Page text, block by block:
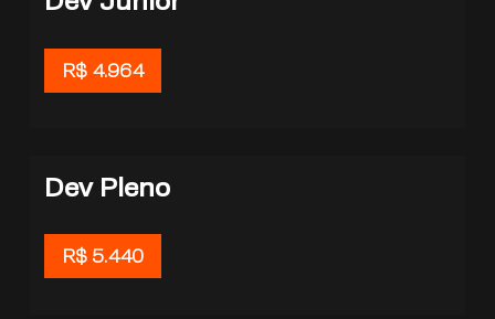
R$ 4.964
Dev Pleno
R$ 5.440